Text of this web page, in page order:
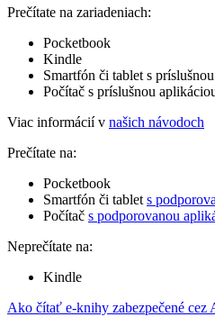
Prečítate na zariadeniach:
Pocketbook
Kindle
Smartfón či tablet s
Počítač s príslušnou
Viac informácií v našich návodoch
Prečítate na:
Pocketbook
Smartfón či tablet s
Počítač s podporovanou
Neprečítate na:
Kindle
Ako čítať e-knihy zabezpečené cez